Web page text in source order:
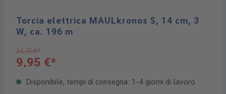
Torcia elettrica MAULkronos S, 14 cm, 3
W, ca. 196 m
24,75 €*
9,95 €*
Disponibile, tempi di consegna: 1-4 giorni di lavoro